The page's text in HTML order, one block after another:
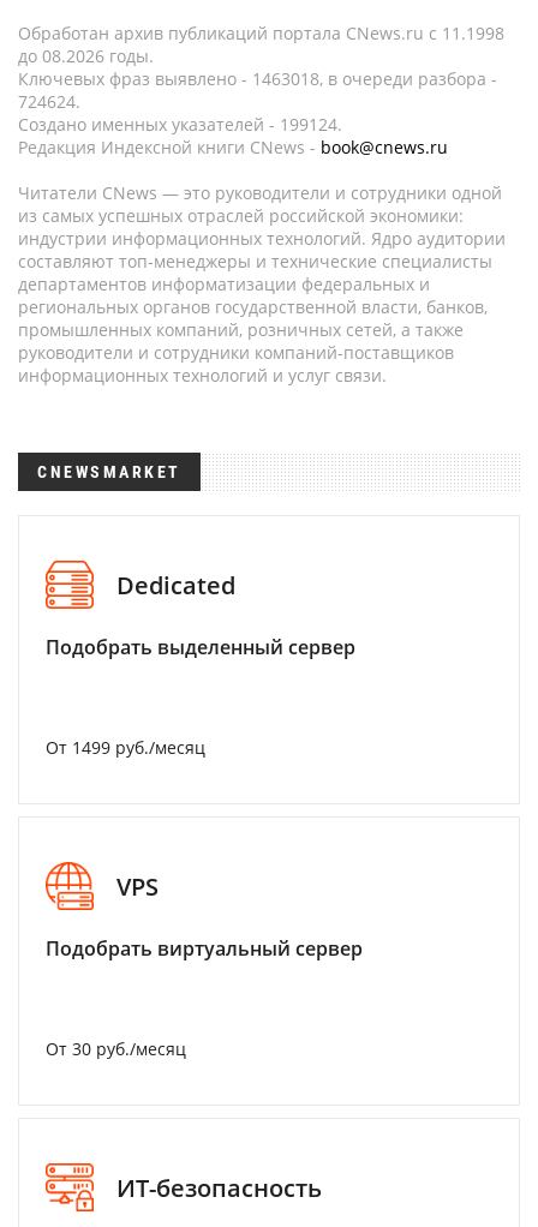
Обработан архив публикаций портала CNews.ru c 11.1998
до 08.2026 годы.
Ключевых фраз выявлено - 1463018, в очереди разбора -
724624.
Создано именных указателей - 199124.
Редакция Индексной книги CNews - book@cnews.ru
Читатели CNews — это руководители и сотрудники одной
из самых успешных отраслей российской экономики:
индустрии информационных технологий. Ядро аудитории
составляют топ-менеджеры и технические специалисты
департаментов информатизации федеральных и
региональных органов государственной власти, банков,
промышленных компаний, розничных сетей, а также
руководители и сотрудники компаний-поставщиков
информационных технологий и услуг связи.
CNEWSMARKET
Dedicated
Подобрать выделенный сервер
От 1499 руб./месяц
VPS
Подобрать виртуальный сервер
От 30 руб./месяц
ИТ-безопасность